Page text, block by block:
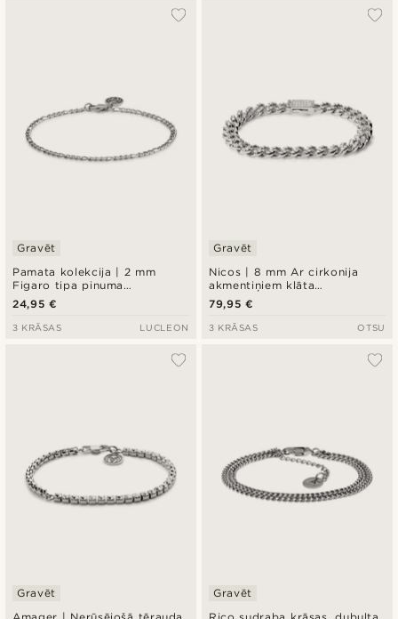
Pamata kolekcija | 2 mm
Figaro tipa pinuma
rokassprādze sudraba krāsā
Gravēt
24,95 €
3 KRĀSAS LUCLEON
Nicos | 8 mm Ar cirkonija
akmentiņiem klāta
rokassprādze sudraba krāsā
Gravēt
79,95 €
3 KRĀSAS OTSU
Gravēt Gravēt